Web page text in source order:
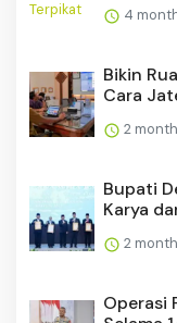
4
Bikin
Cara
2
Bupati
Karya
2
Operasi